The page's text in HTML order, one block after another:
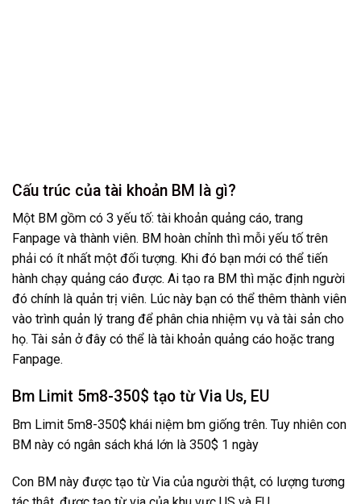
Cấu trúc của tài khoản BM là gì?
Một BM gồm có 3 yếu tố: tài khoản quảng cáo, trang
Fanpage và thành viên. BM hoàn chỉnh thì mỗi yếu tố trên
phải có ít nhất một đối tượng. Khi đó bạn mới có thể tiến
hành chạy quảng cáo được. Ai tạo ra BM thì mặc định người
đó chính là quản trị viên. Lúc này bạn có thể thêm thành viên
vào trình quản lý trang để phân chia nhiệm vụ và tài sản cho
họ. Tài sản ở đây có thể là tài khoản quảng cáo hoặc trang
Fanpage.
Bm Limit 5m8-350$ tạo từ Via Us, EU
Bm Limit 5m8-350$ khái niệm bm giống trên. Tuy nhiên con
BM này có ngân sách khá lớn là 350$ 1 ngày
Con BM này được tạo từ Via của người thật, có lượng tương